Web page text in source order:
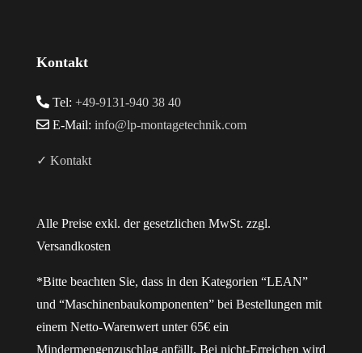
Kontakt
Tel: +49-9131-940 38 40
E-Mail: info@lp-montagetechnik.com
✓ Kontakt
Alle Preise exkl. der gesetzlichen MwSt. zzgl.
Versandkosten
*Bitte beachten Sie, dass in den Kategorien “LEAN”
und “Maschinenbaukomponenten” bei Bestellungen mit
einem Netto-Warenwert unter 65€ ein
Mindermengenzuschlag anfällt. Bei nicht-Erreichen wird